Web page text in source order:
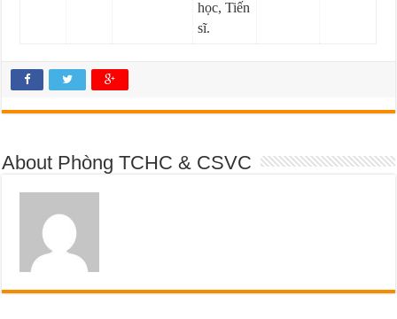
học, Tiến
sĩ.
About Phòng TCHC & CSVC